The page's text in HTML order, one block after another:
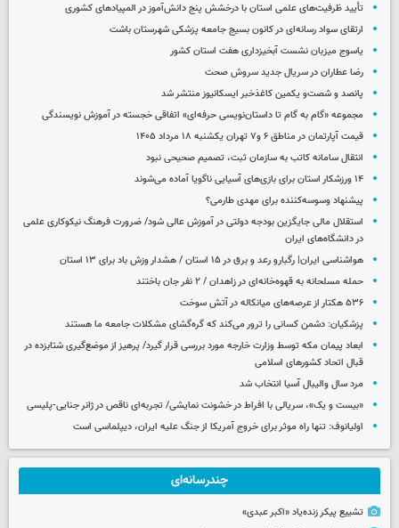
تأیید ظرفیت‌های علمی استان با درخشش پنج دانش‌آموز در المپیادهای کشوری
ارتقای سواد رسانه‌ای در کانون بسیج جامعه پزشکی شهرستان باشت
یاسوج میزبان نشست آبخیزداری هفت استان کشور
رضا عطاران در سریال جدید سروش صحت
پانصد و شصت‌و یکمین کاغذخبر ایسکانیوز منتشر شد
مجموعه «گام به گام تا داستان‌نویسی حرفه‌ای» اتفاقی خجسته در آموزش نویسندگی
قیمت آپارتمان در مناطق ۶ و۷ تهران یکشنبه ۱۸ مرداد ۱۴۰۵
انتقال سامانه کاتب به سازمان ثبت، تصمیم صحیحی نبود
۱۴ ورزشکار استان برای بازی‌های آسیایی ناگویا آماده می‌شوند
پیشنهاد وسوسه‌کننده برای مهدی طارمی؟
استقلال مالی جایگزین بودجه دولتی در آموزش عالی شود/ ضرورت فرهنگ نیکوکاری علمی
در دانشگاه‌های ایران
هواشناسی ایران| رگبارو رعد و برق در ۱۵ استان / هشدار وزش باد برای ۱۳ استان‌
حمله مسلحانه به قهوه‌خانه‌ای در زاهدان / ۲ نفر جان باختند
۵۳۶ هکتار از عرصه‌های میانکاله در آتش سوخت
پزشکیان: دشمن کسانی را ترور می‌کند که گره‌گشای مشکلات جامعه ما هستند
ابعاد پیمان مکه توسط وزارت خارجه مورد بررسی قرار گیرد/ پرهیز از موضع‌گیری شتابزده در
قبال اتحاد کشورهای اسلامی
مرد سال والیبال آسیا انتخاب شد
«بیست و یک»، سریالی با افراط در خشونت نمایشی/ تجربه‌ای ناقص در ژانر جنایی-پلیسی
اولیانوف: تنها راه موثر برای خروج آمریکا از جنگ علیه ایران، دیپلماسی است
چندرسانه‌ای
تشییع پیکر زنده‌یاد «اکبر عبدی»